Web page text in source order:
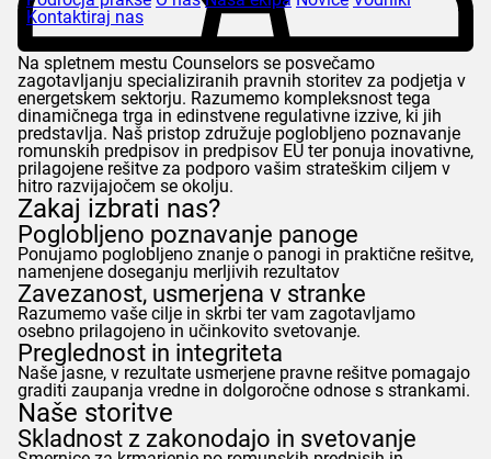
Kontaktiraj nas
Na spletnem mestu Counselors se posvečamo
zagotavljanju specializiranih pravnih storitev za podjetja v
energetskem sektorju. Razumemo kompleksnost tega
dinamičnega trga in edinstvene regulativne izzive, ki jih
predstavlja. Naš pristop združuje poglobljeno poznavanje
romunskih predpisov in predpisov EU ter ponuja inovativne,
prilagojene rešitve za podporo vašim strateškim ciljem v
hitro razvijajočem se okolju.
Zakaj izbrati nas?
Poglobljeno poznavanje panoge
Ponujamo poglobljeno znanje o panogi in praktične rešitve,
namenjene doseganju merljivih rezultatov
Zavezanost, usmerjena v stranke
Razumemo vaše cilje in skrbi ter vam zagotavljamo
osebno prilagojeno in učinkovito svetovanje.
Preglednost in integriteta
Naše jasne, v rezultate usmerjene pravne rešitve pomagajo
graditi zaupanja vredne in dolgoročne odnose s strankami.
Naše storitve
Skladnost z zakonodajo in svetovanje